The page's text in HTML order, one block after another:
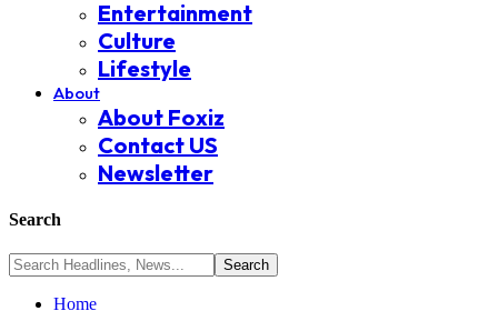
Entertainment
Culture
Lifestyle
About
About Foxiz
Contact US
Newsletter
Search
Home